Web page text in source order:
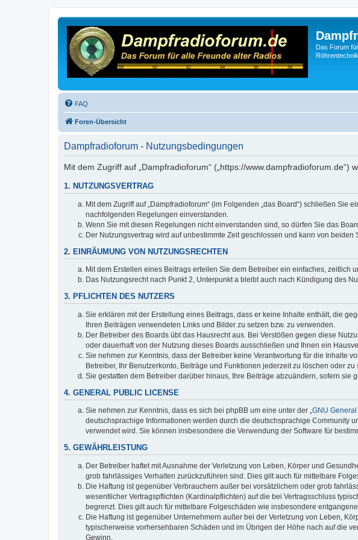
Das Forum
FAQ
Foren-Übersicht
Dampfradioforum - Nutzungsbedingungen
Mit dem Zugriff auf „Dampfradioforum“ („https://
1. NUTZUNGSVERTRAG
Mit dem Zugriff auf „Dampfradioforum“ (im Folgenden „das Board“) schließen
nachfolgenden Regelungen einverstanden.
Wenn Sie mit diesen Regelungen nicht einverstanden sind, so dürfen Sie das
Der Nutzungsvertrag wird auf unbestimmte Zeit geschlossen und kann von
2. EINRÄUMUNG VON NUTZUNGSRECHTEN
Mit dem Erstellen eines Beitrags erteilen Sie dem Betreiber ein einfaches,
Das Nutzungsrecht nach Punkt 2, Unterpunkt a bleibt auch nach Kündigung des
3. PFLICHTEN DES NUTZERS
Sie erklären mit der Erstellung eines Beitrags, dass er keine Inhalte enthält, die
Ihren Beiträgen verwendeten Links und Bilder zu setzen bzw. zu verwenden.
Der Betreiber des Boards übt das Hausrecht aus. Bei Verstößen gegen diese
oder dauerhaft von der Nutzung dieses Boards ausschließen und Ihnen ein
Sie nehmen zur Kenntnis, dass der Betreiber keine Verantwortung für die Inhalte
Betreiber, Ihr Benutzerkonto, Beiträge und Funktionen jederzeit zu löschen oder zu
Sie gestatten dem Betreiber darüber hinaus, Ihre Beiträge abzuändern, sofern
4. GENERAL PUBLIC LICENSE
Sie nehmen zur Kenntnis, dass es sich bei phpBB um eine unter der „GNU
deutschsprachige Informationen werden durch die deutschsprachige Community
verwendet wird. Sie können insbesondere die Verwendung der Software für
5. GEWÄHRLEISTUNG
Der Betreiber haftet mit Ausnahme der Verletzung von Leben, Körper und
grob fahrlässiges Verhalten zurückzuführen sind. Dies gilt auch für mittelbare
Die Haftung ist gegenüber Verbrauchern außer bei vorsätzlichem oder grob
wesentlicher Vertragspflichten (Kardinalpflichten) auf die bei Vertragsschluss
begrenzt. Dies gilt auch für mittelbare Folgeschäden wie insbesondere
Die Haftung ist gegenüber Unternehmern außer bei der Verletzung von Leben,
typischerweise vorhersehbaren Schäden und im Übrigen der Höhe nach auf die
Gewinn.